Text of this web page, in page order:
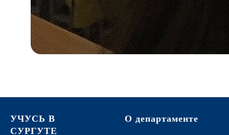
УЧУСЬ В
СУРГУТЕ
О департаменте